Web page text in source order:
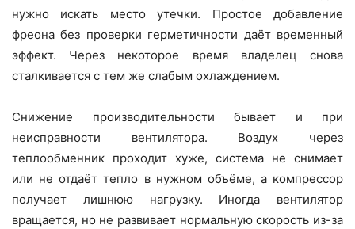
нужно искать место утечки. Простое добавление
фреона без проверки герметичности даёт временный
эффект. Через некоторое время владелец снова
сталкивается с тем же слабым охлаждением.
Снижение производительности бывает и при
неисправности вентилятора. Воздух через
теплообменник проходит хуже, система не снимает
или не отдаёт тепло в нужном объёме, а компрессор
получает лишнюю нагрузку. Иногда вентилятор
вращается, но не развивает нормальную скорость из-за